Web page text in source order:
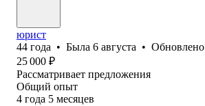
юрист
44 года • Была 6 августа • Обновлено
25 000 ₽
Рассматривает предложения
Общий опыт
4 года 5 месяцев